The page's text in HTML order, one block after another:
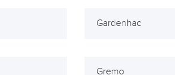
Gardenhac
Gremo